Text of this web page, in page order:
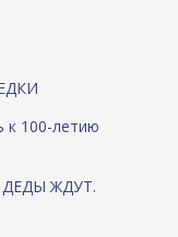
к 100-летию
ЖДУТ.